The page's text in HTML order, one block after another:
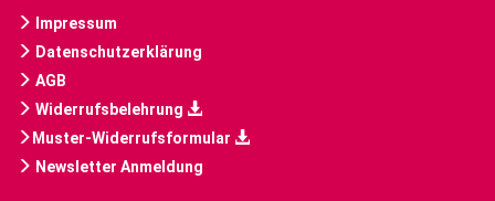
Impressum
Datenschutzerklärung
AGB
Widerrufsbelehrung
Muster-Widerrufsformular
Newsletter Anmeldung